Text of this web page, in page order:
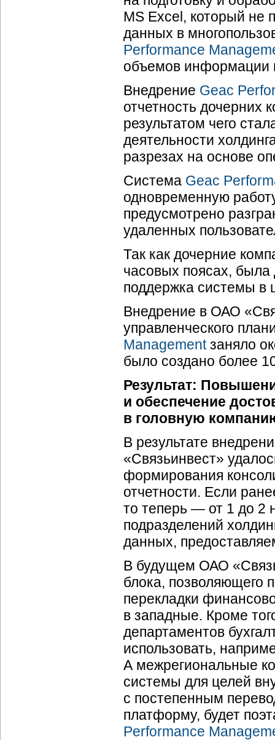
MS Excel, который не
данных в
Performance
объемов информации
Внедрение Geac
отчетность дочерних
результатом чего
деятельности
разрезах на основе
Система Geac
одновременную
предусмотрено
удаленных
Так как дочерние
часовых поясах, была
поддержка системы в
Внедрение в ОАО
управленческого
Managementзаняло
было создано более
Результат:
и обеспечение
в головную
В результате
«Связьинвест»
формирования
отчетности. Если
то теперь — от 1 до 2
подразделений
данных,
В будущем ОАО
блока, позволяющего
перекладки
в западные. Кроме
департаментов
использовать,
А межрегиональные
системы для целей
с постепенным
платформу, будет
Performance